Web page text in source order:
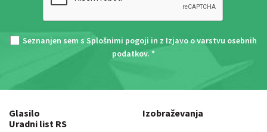
Seznanjen sem s Splošnimi pogoji in z Izjavo o varstvu osebnih
podatkov. *
Glasilo
Uradni list RS
Izobraževanja